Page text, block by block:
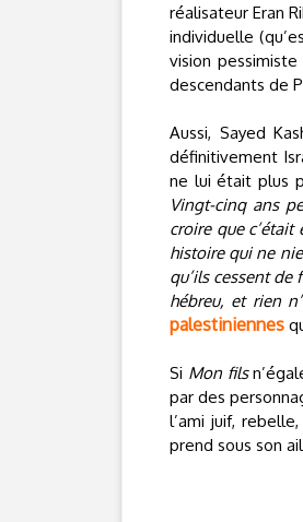
réalisateur Eran
individuelle
vision
descendants de
Aussi, Sayed
définitivement
ne lui était plus
Vingt-cinq ans
croire que
histoire qui ne
qu’ils cessent
hébreu, et rien
palestiniennes
Si Mon fils
par des
l’ami juif,
prend sous son